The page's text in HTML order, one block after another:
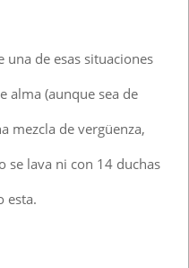
una de esas situaciones
alma (aunque sea de
mezcla de vergüenza,
se lava ni con 14 duchas
esta.